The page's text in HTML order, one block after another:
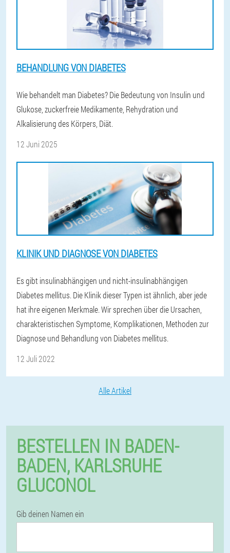
BEHANDLUNG VON DIABETES
Wie behandelt man Diabetes? Die Bedeutung von Insulin und
Glukose, zuckerfreie Medikamente, Rehydration und
Alkalisierung des Körpers, Diät.
12 Juni 2025
KLINIK UND DIAGNOSE VON DIABETES
Es gibt insulinabhängigen und nicht-insulinabhängigen
Diabetes mellitus. Die Klinik dieser Typen ist ähnlich, aber jede
hat ihre eigenen Merkmale. Wir sprechen über die Ursachen,
charakteristischen Symptome, Komplikationen, Methoden zur
Diagnose und Behandlung von Diabetes mellitus.
12 Juli 2022
Alle Artikel
BESTELLEN IN BADEN-
BADEN, KARLSRUHE
GLUCONOL
Gib deinen Namen ein